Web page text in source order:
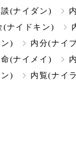
(ナイダン)
(ナイドキン)
) 内分(ナイ
(ナイメイ)
) 内覧(ナイ